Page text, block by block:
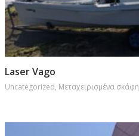
Προσθήκη στο καλάθι
Laser Vago
Uncategorized, Μεταχειρισμένα σκάφη